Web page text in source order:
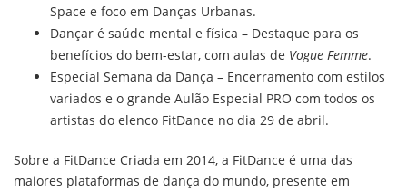
Space e foco em Danças Urbanas.
Dançar é saúde mental e física – Destaque para os
benefícios do bem-estar, com aulas de Vogue Femme.
Especial Semana da Dança – Encerramento com estilos
variados e o grande Aulão Especial PRO com todos os
artistas do elenco FitDance no dia 29 de abril.
Sobre a FitDance Criada em 2014, a FitDance é uma das
maiores plataformas de dança do mundo, presente em